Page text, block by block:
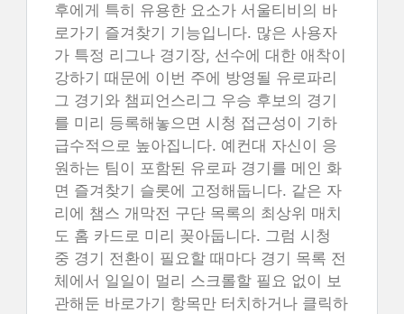
후에게 특히 유용한 요소가 서울티비의 바
로가기 즐겨찾기 기능입니다. 많은 사용자
가 특정 리그나 경기장, 선수에 대한 애착이
강하기 때문에 이번 주에 방영될 유로파리
그 경기와 챔피언스리그 우승 후보의 경기
를 미리 등록해놓으면 시청 접근성이 기하
급수적으로 높아집니다. 예컨대 자신이 응
원하는 팀이 포함된 유로파 경기를 메인 화
면 즐겨찾기 슬롯에 고정해둡니다. 같은 자
리에 챔스 개막전 구단 목록의 최상위 매치
도 홈 카드로 미리 꽂아둡니다. 그럼 시청
중 경기 전환이 필요할 때마다 경기 목록 전
체에서 일일이 멀리 스크롤할 필요 없이 보
관해둔 바로가기 항목만 터치하거나 클릭하